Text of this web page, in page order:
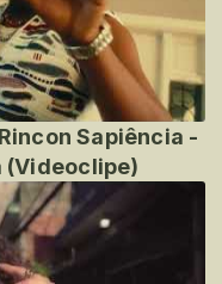
Sapiência -
(Videoclipe)